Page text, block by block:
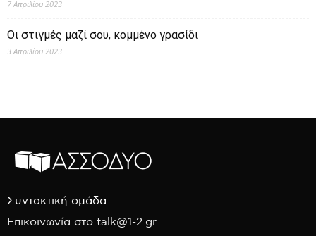
7 Απριλίου 2023
Οι στιγμές μαζί σου, κομμένο γρασίδι
3 Απριλίου 2023
Συντακτική ομάδα
Επικοινωνία στο talk@1-2.gr